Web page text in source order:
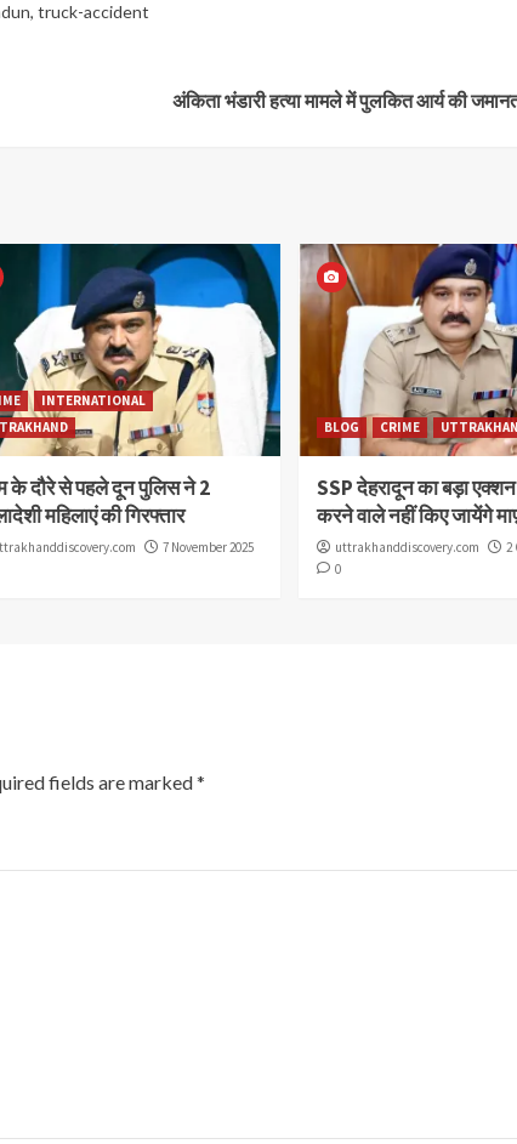
, truck-accident
अंकिता भंडारी हत्या मामले में पुलकित आर्य की
INTERNATIONAL
के दौरे से पहले दून पुलिस ने 2
महिलाएं की गिरफ्तार
7 November 2025
BLOG CRIME
SSP देहरादून का बड़ा
करने वाले नहीं किए जायेंगे
uttrakhanddiscovery.com
2
0
fields are marked*